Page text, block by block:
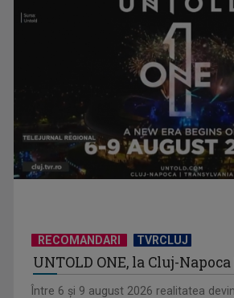
Cătălin Preda și Constantin Popovici
Cupei Mondiale la ...
RECOMANDARI TVRCLUJ
UNTOLD ONE, la Cluj-Napoca
Între 6 și 9 august 2026 realitatea